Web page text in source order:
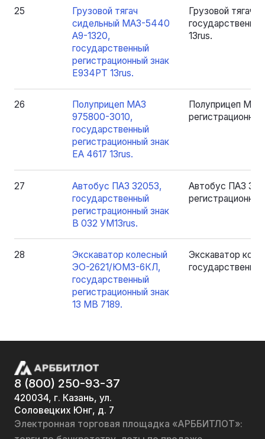
25
Грузовой тягач
сидельный МАЗ-5440
А9-1320,
государственный
регистрационный знак
Е934РТ 13rus.
Грузовой
13rus.
26
Полуприцеп МАЗ
975800-3010,
государственный
регистрационный знак
ЕА 4617 13rus.
Полуприцеп
27
Автобус ПАЗ 32053,
государственный
регистрационный знак
В 032 УМ13rus.
Автобус ПАЗ
28
Экскаватор колесный
ЭО-2621/ЮМЗ-6КЛ,
государственный
регистрационный знак
13 МВ 7189.
Экскаватор
8 (800) 250-93-37
420034, г. Казань, ул.
Соловецких Юнг, д. 7
Электронная торговая площадка «АРББИТЛОТ»: